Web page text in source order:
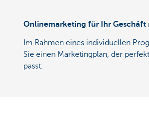
Onlinemarketing für Ihr Geschäft
Im Rahmen eines individuellen
Sie einen Marketingplan, der
passt.